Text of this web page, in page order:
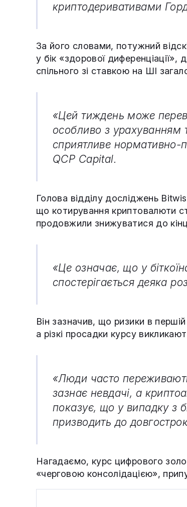
криптодеривативами
За його словами, потужний
у бік «здорової
спільного зі ставкою на ШІ
«Цей тиждень може
особливо з урахуванням
сприятливе
QCP Capital.
Голова відділу досліджень
що котирування криптовалюти
продовжили знижуватися до
«Це означає, що у
спостерігається деяка
Він зазначив, що ризики в
а різкі просадки курсу
«Люди часто
зазнає невдачі, а
показує, що у випадку з
призводить до
Нагадаємо, курс цифрового
«черговою консолідацією»,